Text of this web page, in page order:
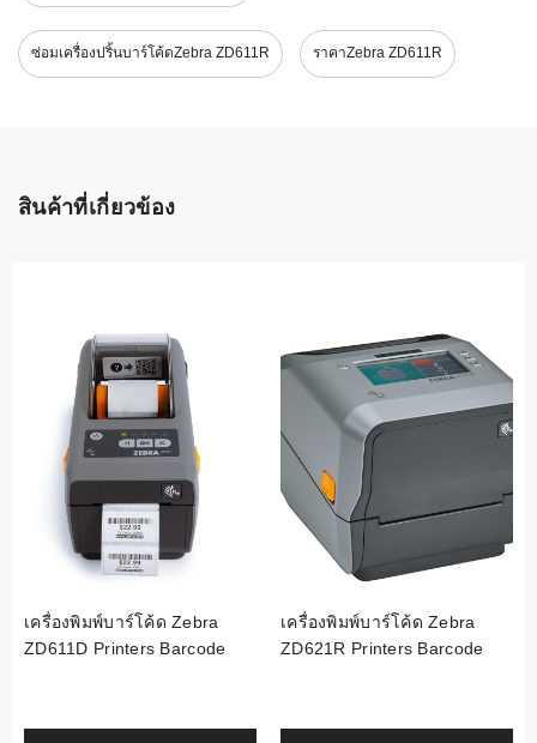
ซ่อมเครื่องปริ้นบาร์โค้ดZebra ZD611R ราคาZebra ZD611R
สินค้าที่เกี่ยวข้อง
เครื่องพิมพ์บาร์โค้ด Zebra
ZD611D Printers Barcode
เครื่องพิมพ์บาร์โค้ด Zebra
ZD621R Printers Barcode